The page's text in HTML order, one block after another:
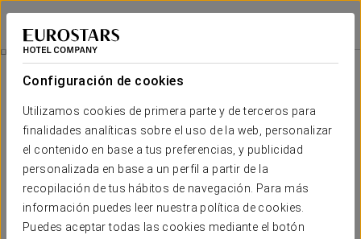
Configuración de cookies
Utilizamos cookies de primera parte y de terceros para
finalidades analíticas sobre el uso de la web, personalizar
el contenido en base a tus preferencias, y publicidad
personalizada en base a un perfil a partir de la
recopilación de tus hábitos de navegación. Para más
información puedes leer nuestra política de cookies.
Puedes aceptar todas las cookies mediante el botón
Eurostars Rey Fernando
ZARAGOZA
Restauración